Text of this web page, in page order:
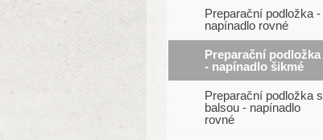
Preparační podložka -
napínadlo rovné
Preparační podložka
- napínadlo šikmé
Preparační podložka s
balsou - napínadlo
rovné